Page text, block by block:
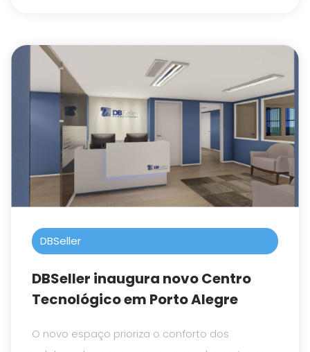
e-Cidade pode entregar.
DBSeller
DBSeller inaugura novo Centro
Tecnológico em Porto Alegre
O novo espaço prioriza o conforto dos